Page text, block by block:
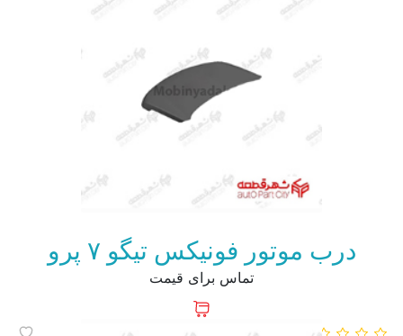
درب موتور فونیکس تیگو ۷ پرو
تماس برای قیمت